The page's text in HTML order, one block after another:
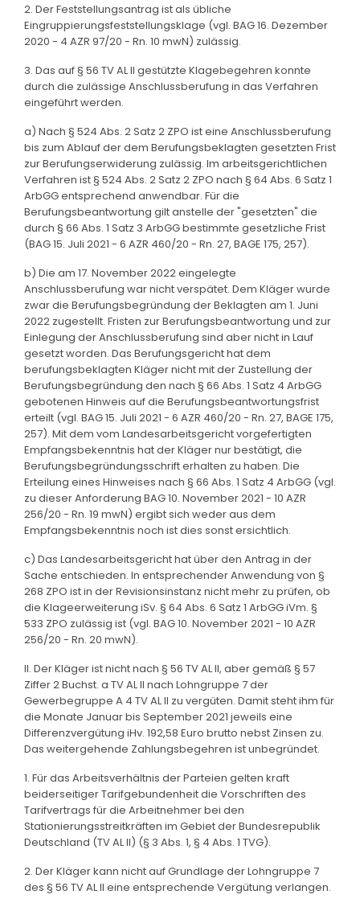
2. Der Feststellungsantrag ist als übliche
Eingruppierungsfeststellungsklage (vgl. BAG 16. Dezember
2020 - 4 AZR 97/20 - Rn. 10 mwN) zulässig.
3. Das auf § 56 TV AL II gestützte Klagebegehren konnte
durch die zulässige Anschlussberufung in das Verfahren
eingeführt werden.
a) Nach § 524 Abs. 2 Satz 2 ZPO ist eine Anschlussberufung
bis zum Ablauf der dem Berufungsbeklagten gesetzten Frist
zur Berufungserwiderung zulässig. Im arbeitsgerichtlichen
Verfahren ist § 524 Abs. 2 Satz 2 ZPO nach § 64 Abs. 6 Satz 1
ArbGG entsprechend anwendbar. Für die
Berufungsbeantwortung gilt anstelle der "gesetzten" die
durch § 66 Abs. 1 Satz 3 ArbGG bestimmte gesetzliche Frist
(BAG 15. Juli 2021 - 6 AZR 460/20 - Rn. 27, BAGE 175, 257).
b) Die am 17. November 2022 eingelegte
Anschlussberufung war nicht verspätet. Dem Kläger wurde
zwar die Berufungsbegründung der Beklagten am 1. Juni
2022 zugestellt. Fristen zur Berufungsbeantwortung und zur
Einlegung der Anschlussberufung sind aber nicht in Lauf
gesetzt worden. Das Berufungsgericht hat dem
berufungsbeklagten Kläger nicht mit der Zustellung der
Berufungsbegründung den nach § 66 Abs. 1 Satz 4 ArbGG
gebotenen Hinweis auf die Berufungsbeantwortungsfrist
erteilt (vgl. BAG 15. Juli 2021 - 6 AZR 460/20 - Rn. 27, BAGE 175,
257). Mit dem vom Landesarbeitsgericht vorgefertigten
Empfangsbekenntnis hat der Kläger nur bestätigt, die
Berufungsbegründungsschrift erhalten zu haben. Die
Erteilung eines Hinweises nach § 66 Abs. 1 Satz 4 ArbGG (vgl.
zu dieser Anforderung BAG 10. November 2021 - 10 AZR
256/20 - Rn. 19 mwN) ergibt sich weder aus dem
Empfangsbekenntnis noch ist dies sonst ersichtlich.
c) Das Landesarbeitsgericht hat über den Antrag in der
Sache entschieden. In entsprechender Anwendung von §
268 ZPO ist in der Revisionsinstanz nicht mehr zu prüfen, ob
die Klageerweiterung iSv. § 64 Abs. 6 Satz 1 ArbGG iVm. §
533 ZPO zulässig ist (vgl. BAG 10. November 2021 - 10 AZR
256/20 - Rn. 20 mwN).
II. Der Kläger ist nicht nach § 56 TV AL II, aber gemäß § 57
Ziffer 2 Buchst. a TV AL II nach Lohngruppe 7 der
Gewerbegruppe A 4 TV AL II zu vergüten. Damit steht ihm für
die Monate Januar bis September 2021 jeweils eine
Differenzvergütung iHv. 192,58 Euro brutto nebst Zinsen zu.
Das weitergehende Zahlungsbegehren ist unbegründet.
1. Für das Arbeitsverhältnis der Parteien gelten kraft
beiderseitiger Tarifgebundenheit die Vorschriften des
Tarifvertrags für die Arbeitnehmer bei den
Stationierungsstreitkräften im Gebiet der Bundesrepublik
Deutschland (TV AL II) (§ 3 Abs. 1, § 4 Abs. 1 TVG).
2. Der Kläger kann nicht auf Grundlage der Lohngruppe 7
des § 56 TV AL II eine entsprechende Vergütung verlangen.